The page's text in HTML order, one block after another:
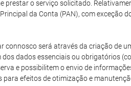
o serviço solicitado.
da Conta (PAN), com exceção
será através da criação de
dados essenciais ou obrigatórios
e possibilitem o envio de
para efeitos de otimização e